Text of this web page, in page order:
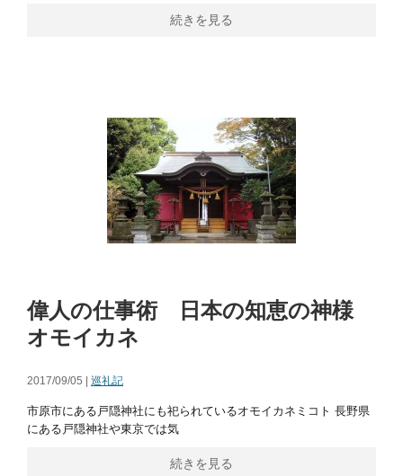
続きを見る
偉人の仕事術 日本の知恵の神様
オモイカネ
2017/09/05 | 巡礼記
市原市にある戸隠神社にも祀られているオモイカネミコト 長野県
にある戸隠神社や東京では気
続きを見る